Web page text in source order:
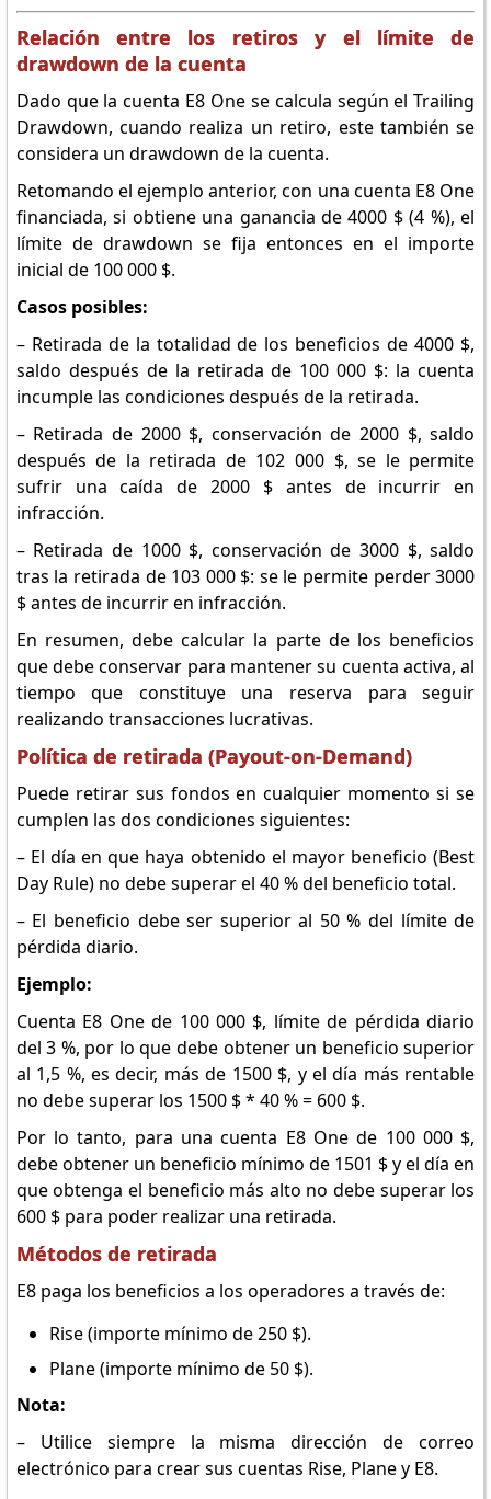
Relación entre los retiros y el límite de
drawdown de la cuenta
Dado que la cuenta E8 One se calcula según el Trailing
Drawdown, cuando realiza un retiro, este también se
considera un drawdown de la cuenta.
Retomando el ejemplo anterior, con una cuenta E8 One
financiada, si obtiene una ganancia de 4000 $ (4 %), el
límite de drawdown se fija entonces en el importe
inicial de 100 000 $.
Casos posibles:
– Retirada de la totalidad de los beneficios de 4000 $,
saldo después de la retirada de 100 000 $: la cuenta
incumple las condiciones después de la retirada.
– Retirada de 2000 $, conservación de 2000 $, saldo
después de la retirada de 102 000 $, se le permite
sufrir una caída de 2000 $ antes de incurrir en
infracción.
– Retirada de 1000 $, conservación de 3000 $, saldo
tras la retirada de 103 000 $: se le permite perder 3000
$ antes de incurrir en infracción.
En resumen, debe calcular la parte de los beneficios
que debe conservar para mantener su cuenta activa, al
tiempo que constituye una reserva para seguir
realizando transacciones lucrativas.
Política de retirada (Payout-on-Demand)
Puede retirar sus fondos en cualquier momento si se
cumplen las dos condiciones siguientes:
– El día en que haya obtenido el mayor beneficio (Best
Day Rule) no debe superar el 40 % del beneficio total.
– El beneficio debe ser superior al 50 % del límite de
pérdida diario.
Ejemplo:
Cuenta E8 One de 100 000 $, límite de pérdida diario
del 3 %, por lo que debe obtener un beneficio superior
al 1,5 %, es decir, más de 1500 $, y el día más rentable
no debe superar los 1500 $ * 40 % = 600 $.
Por lo tanto, para una cuenta E8 One de 100 000 $,
debe obtener un beneficio mínimo de 1501 $ y el día en
que obtenga el beneficio más alto no debe superar los
600 $ para poder realizar una retirada.
Métodos de retirada
E8 paga los beneficios a los operadores a través de:
Rise (importe mínimo de 250 $).
Plane (importe mínimo de 50 $).
Nota:
– Utilice siempre la misma dirección de correo
electrónico para crear sus cuentas Rise, Plane y E8.